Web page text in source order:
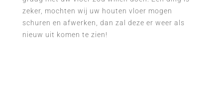
zeker, mochten wij uw houten vloer mogen
schuren en afwerken, dan zal deze er weer als
nieuw uit komen te zien!